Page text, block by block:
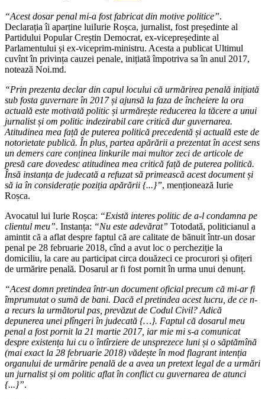
“Acest dosar penal mi-a fost fabricat din motive politice”.
Declarația îi aparține luiIurie Roșca, jurnalist, fost președinte al
Partidului Popular Creștin Democrat, ex-vicepreședinte al
Parlamentului și ex-viceprim-ministru. Acesta a publicat Ultimul
cuvînt în privința cauzei penale, inițiată împotriva sa în anul 2017,
notează Noi.md.
“Prin prezenta declar din capul locului că urmărirea penală inițiată
sub fosta guvernare în 2017 și ajunsă la faza de încheiere la ora
actuală este motivată politic și urmărește reducerea la tăcere a unui
jurnalist și om politic indezirabil care critică dur guvernarea.
Atitudinea mea față de puterea politică precedentă și actuală este de
notorietate publică. În plus, partea apărării a prezentat în acest sens
un demers care conținea linkurile mai multor zeci de articole de
presă care dovedesc atitudinea mea critică față de puterea politică.
Însă instanța de judecată a refuzat să primească acest document și
să ia în considerație poziția apărării {...}”, menționează Iurie
Roșca.
Avocatul lui Iurie Roșca: “Există interes politic de a-l condamna pe
clientul meu”. Instanța: “Nu este adevărat” Totodată, politicianul a
amintit că a aflat despre faptul că are calitate de bănuit într-un dosar
penal pe 28 februarie 2018, cînd a avut loc o percheziție la
domiciliu, la care au participat circa douăzeci ce procurori și ofițeri
de urmărire penală. Dosarul ar fi fost pornit în urma unui denunț.
“Acest domn pretindea într-un document oficial precum că mi-ar fi
împrumutat o sumă de bani. Dacă el pretindea acest lucru, de ce n-
a recurs la următorul pas, prevăzut de Codul Civil? Adică
depunerea unei plîngeri în judecată {…}. Faptul că dosarul meu
penal a fost pornit la 21 martie 2017, iar mie mi s-a comunicat
despre existența lui cu o întîrziere de unsprezece luni și o săptămînă
(mai exact la 28 februarie 2018) vădește în mod flagrant intenția
organului de urmărire penală de a avea un pretext legal de a urmări
un jurnalist și om politic aflat în conflict cu guvernarea de atunci
{...}”.